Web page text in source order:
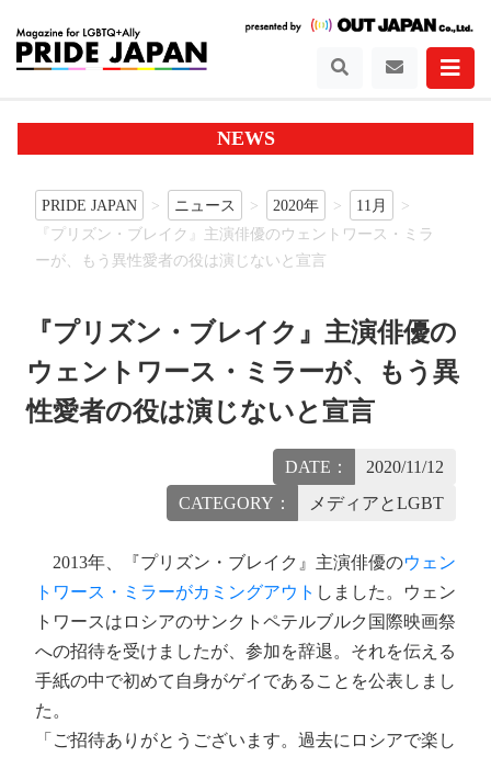
NEWS
PRIDE JAPAN ニュース 2020年
11月
『プリズン・ブレイク』主演俳優のウェントワース・ミラ
ーが、もう異性愛者の役は演じないと宣言
『プリズン・ブレイク』主演俳優の
ウェントワース・ミラーが、もう異
性愛者の役は演じないと宣言
DATE：
2020/11/12
CATEGORY：
メディアとLGBT
2013年、『プリズン・ブレイク』主演俳優のウェン
トワース・ミラーがカミングアウト しました。ウェン
トワースはロシアのサンクトペテルブルク国際映画祭
への招待を受けましたが、参加を辞退。それを伝える
手紙の中で初めて自身がゲイであることを公表しまし
た。
「ご招待ありがとうございます。過去にロシアで楽し